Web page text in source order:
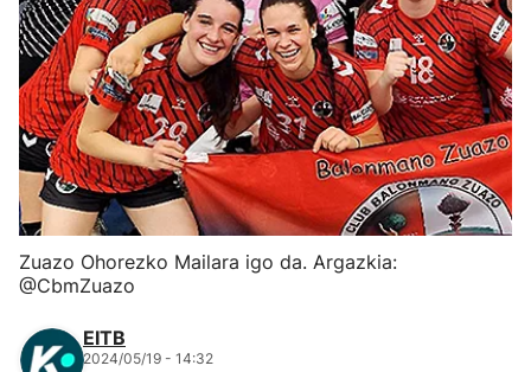
Herri-kirolak
Eskubaloia
Kirolak 360
Atletismoa
Mendi-lasterketak
Kirol gehiago
Zuazo Ohorezko Mailara igo da. Argazkia:
@CbmZuazo
EITB
2024/05/19 - 14:32